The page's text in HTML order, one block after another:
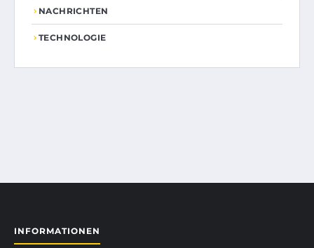
NACHRICHTEN
TECHNOLOGIE
INFORMATIONEN